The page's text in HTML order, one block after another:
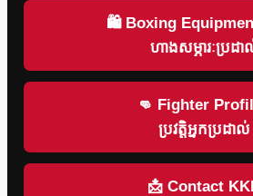
🛍 Boxing
ហាងសម្ភារៈប្រដា
👊 Fighter
ប្រវត្តិអ្នកប្រដាល់
📩 Contact